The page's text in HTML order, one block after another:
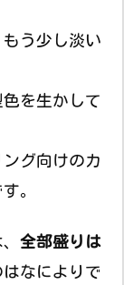
う少し淡い
を生かして
グ向けのカ
。
全部盛りは
なによりで